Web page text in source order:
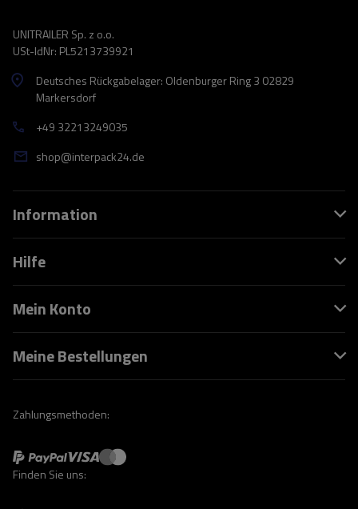
UNITRAILER Sp. z o.o.
USt-IdNr: PL5213739921
Deutsches Rückgabelager: Oldenburger Ring 3 02829
Markersdorf
+49 32213249035
shop@interpack24.de
Information
Hilfe
Mein Konto
Meine Bestellungen
Zahlungsmethoden:
Finden Sie uns: